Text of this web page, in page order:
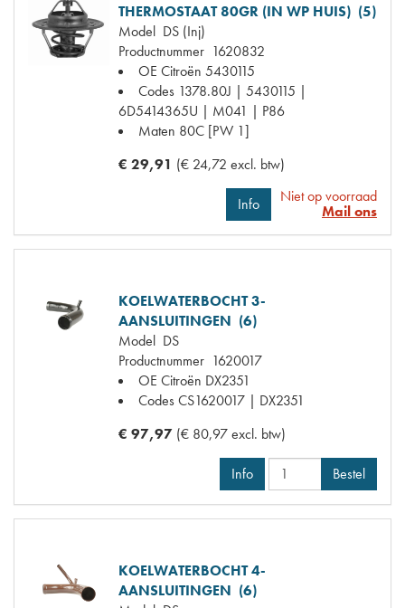
THERMOSTAAT 80GR (IN WP HUIS) (5)
Model DS (Inj)
Productnummer 1620832
OE Citroën 5430115
Codes 1378.80J | 5430115 |
6D5414365U | M041 | P86
Maten 80C [PW 1]
€ 29,91 (€ 24,72 excl. btw)
Info
Niet op voorraad
Mail ons
KOELWATERBOCHT 3-
AANSLUITINGEN (6)
Model DS
Productnummer 1620017
OE Citroën DX2351
CodesCS1620017 | DX2351
€ 97,97 (€ 80,97 excl. btw)
Info Bestel
KOELWATERBOCHT 4-
AANSLUITINGEN (6)